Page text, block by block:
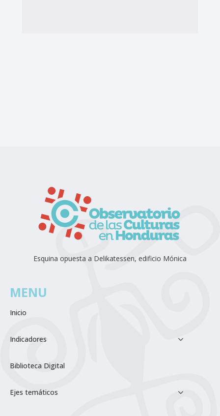
Esquina opuesta a Delikatessen, edificio Mónica
MENU
Inicio
Indicadores
Biblioteca Digital
Ejes temáticos